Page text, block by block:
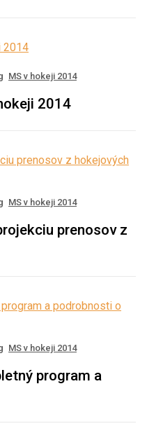
MS v hokeji 2014
2014
MS v hokeji 2014
prenosov z
MS v hokeji 2014
program a